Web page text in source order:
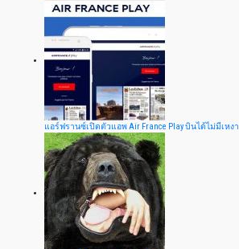
แอร์ฟรานซ์เปิดตัวแอพ Air France Play บินได้ไม่มีเหงา